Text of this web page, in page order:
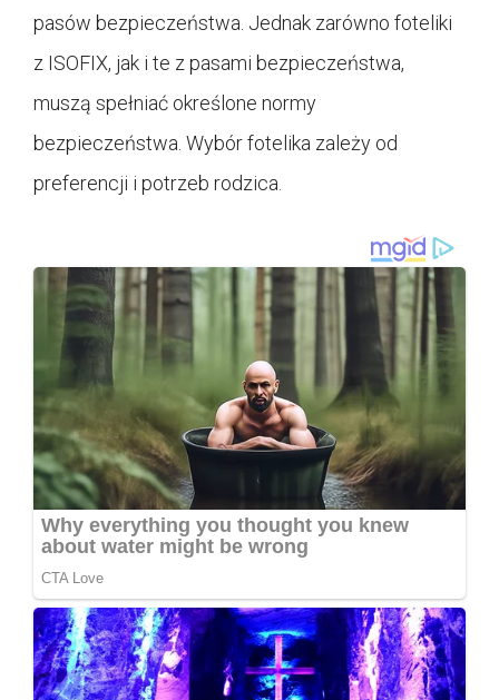
pasów bezpieczeństwa. Jednak zarówno foteliki
z ISOFIX, jak i te z pasami bezpieczeństwa,
muszą spełniać określone normy
bezpieczeństwa. Wybór fotelika zależy od
preferencji i potrzeb rodzica.